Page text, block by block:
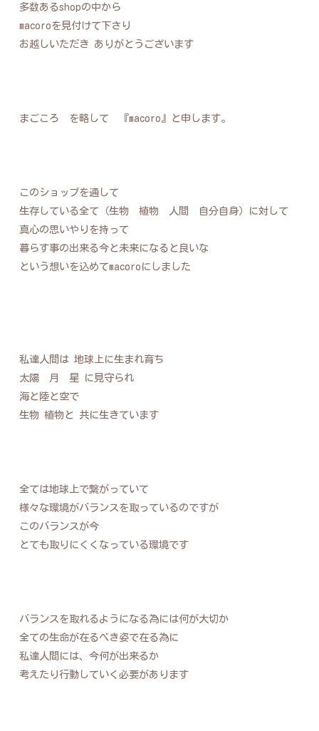
多数あるshopの中から
macoroを見付けて下さり
お越しいただき ありがとうございます
まごころ を略して 『macoro』と申します。
このショップを通して
生存している全て（生物 植物 人間 自分自身）に対して
真心の思いやりを持って
暮らす事の出来る今と未来になると良いな
という想いを込めてmacoroにしました
私達人間は 地球上に生まれ育ち
太陽 月 星 に見守られ
海と陸と空で
生物 植物と 共に生きています
全ては地球上で繋がっていて
様々な環境がバランスを取っているのですが
このバランスが今
とても取りにくくなっている環境です
バランスを取れるようになる為には何が大切か
全ての生命が在るべき姿で在る為に
私達人間には、今何が出来るか
考えたり行動していく必要があります